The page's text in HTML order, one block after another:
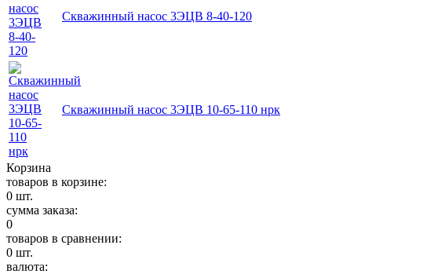
Скважинный насос 3ЭЦВ 8-40-120
Скважинный насос 3ЭЦВ 10-65-110 нрк
Корзина
товаров в корзине:
0 шт.
сумма заказа:
0
товаров в сравнении:
0 шт.
валюта: